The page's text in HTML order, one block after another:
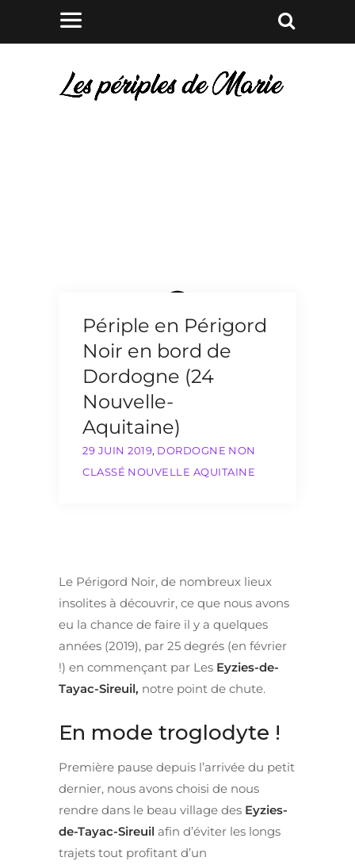
Périple en Périgord
Noir en bord de
Dordogne (24
Nouvelle-
Aquitaine)
29 JUIN 2019, DORDOGNE NON
CLASSÉ NOUVELLE AQUITAINE
Le Périgord Noir, de nombreux lieux
insolites à découvrir, ce que nous avons
eu la chance de faire il y a quelques
années (2019), par 25 degrés (en février
!) en commençant par Les Eyzies-de-
Tayac-Sireuil, notre point de chute.
En mode troglodyte !
Première pause depuis l’arrivée du petit
dernier, nous avons choisi de nous
rendre dans le beau village des Eyzies-
de-Tayac-Sireuil afin d’éviter les longs
trajets tout profitant d’un